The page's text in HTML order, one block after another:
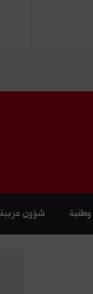
شؤون عربية